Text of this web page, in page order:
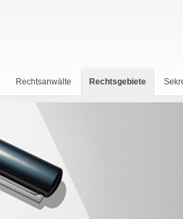
Rechtsanwälte Rechtsgebiete